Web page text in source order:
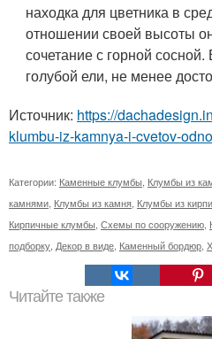
находка для цветника в
отношении своей высоты
сочетание с горной сосной.
голубой ели, не менее
Источник: https://
klumbu-iz-kamnya-i-cvetov-
Категории: Каменные клумбы Клумбы из
камнями Клумбы из камня Клумбы из
Кирпичные клумбы Схемы по сооружению
подборку Декор в виде Каменный бордюр
Читайте также